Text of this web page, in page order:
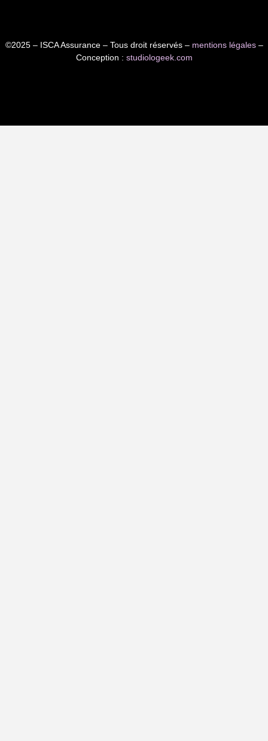
©2025 – ISCA Assurance – Tous droit réservés – mentions légales–
Conception : studiologeek.com